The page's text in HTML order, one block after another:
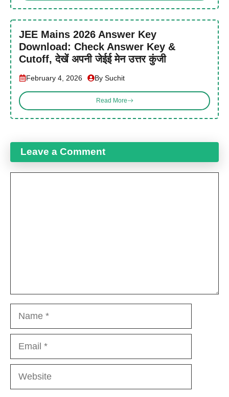
JEE Mains 2026 Answer Key
Download: Check Answer Key &
Cutoff, देखें अपनी जेईई मेन उत्तर कुंजी
February 4, 2026 By Suchit
Read More
Leave a Comment